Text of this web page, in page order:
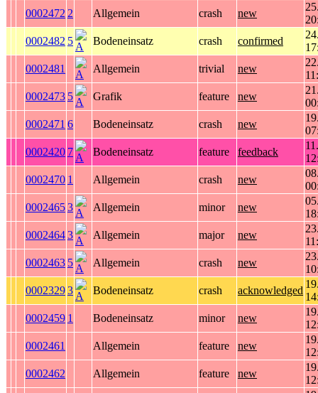
0002472 2 Allgemein crash new
0002482 5 Bodeneinsatz crash confirmed
0002481
Allgemein trivial new
0002473 5 Grafik feature new
0002471 6 Bodeneinsatz crash new
0002420 7 Bodeneinsatz feature feedback
0002470 1 Allgemein crash new
00024653 Allgemein minor new
00024643 Allgemein major new
0002463 5 Allgemein crash new
00023293 Bodeneinsatz crash acknowledged
0002459 1 Bodeneinsatz minor new
0002461
Allgemein feature new
0002462
Allgemein feature new